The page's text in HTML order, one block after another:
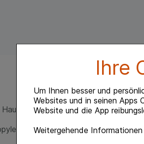
Ihre
Um Ihnen besser und
Websites und in seinen Apps
Website und die App
Weitergehende
bei Neurodermitis oder
und Butylhydroxyanisol.